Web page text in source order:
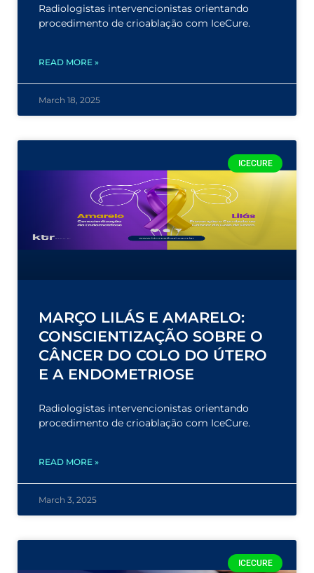
Radiologistas intervencionistas orientando
procedimento de crioablação com IceCure.
READ MORE »
March 18, 2025
ICECURE
MARÇO LILÁS E AMARELO:
CONSCIENTIZAÇÃO SOBRE O
CÂNCER DO COLO DO ÚTERO
E A ENDOMETRIOSE
Radiologistas intervencionistas orientando
procedimento de crioablação com IceCure.
READ MORE »
March 3, 2025
ICECURE